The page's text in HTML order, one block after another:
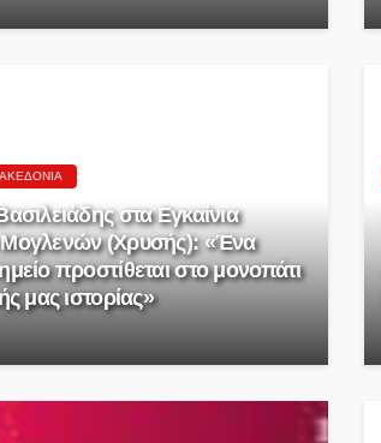
στα Εγκαίνια
(Χρυσής): «Ένα
προστίθεται στο μονοπάτι
μας ιστορίας»